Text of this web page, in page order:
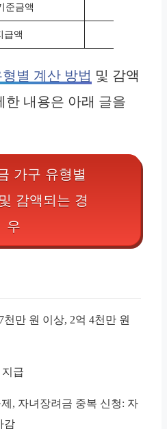
준금액
급액
별 계산 방법 및 감액
한 내용은 아래 글을
가구 유형별
감액되는 경
우
만 원 이상, 2억 4천만 원
지급
, 자녀장려금 중복 신청: 자
감